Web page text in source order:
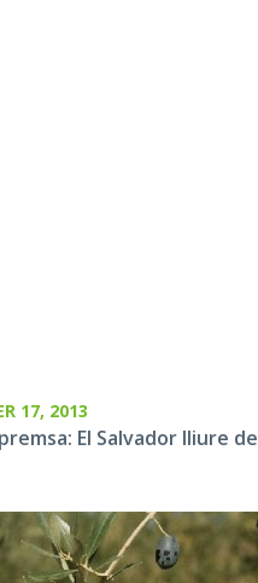
17, 2013
El Salvador lliure de